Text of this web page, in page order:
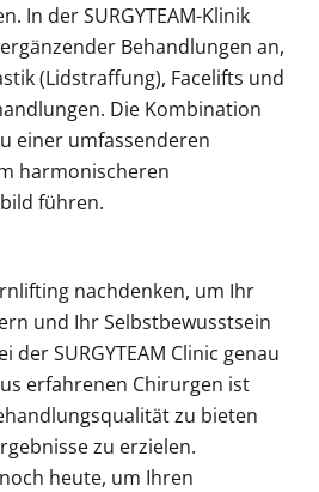
In der SURGYTEAM-Klinik
Behandlungen an,
(Lidstraffung), Facelifts und
Die Kombination
einer umfassenderen
harmonischeren
führen.
nachdenken, um Ihr
und Ihr Selbstbewusstsein
der SURGYTEAM Clinic genau
erfahrenen Chirurgen ist
zu bieten
zu erzielen.
heute, um Ihren